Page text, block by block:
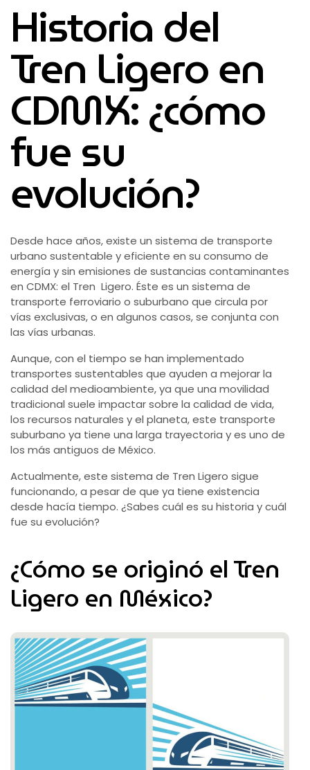
Historia del
Tren Ligero en
CDMX: ¿cómo
fue su
evolución?
Desde hace años, existe un sistema de transporte
urbano sustentable y eficiente en su consumo de
energía y sin emisiones de sustancias contaminantes
en CDMX: el Tren Ligero. Éste es un sistema de
transporte ferroviario o suburbano que circula por
vías exclusivas, o en algunos casos, se conjunta con
las vías urbanas.
Aunque, con el tiempo se han implementado
transportes sustentables que ayuden a mejorar la
calidad del medioambiente, ya que una movilidad
tradicional suele impactar sobre la calidad de vida,
los recursos naturales y el planeta, este transporte
suburbano ya tiene una larga trayectoria y es uno de
los más antiguos de México.
Actualmente, este sistema de Tren Ligero sigue
funcionando, a pesar de que ya tiene existencia
desde hacía tiempo. ¿Sabes cuál es su historia y cuál
fue su evolución?
¿Cómo se originó el Tren
Ligero en México?